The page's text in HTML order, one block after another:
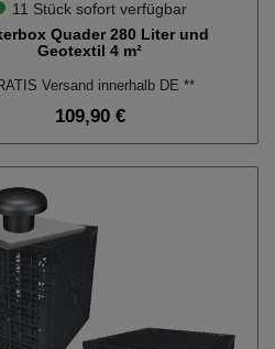
11 Stück sofort verfügbar
Quader 280 Liter und
Geotextil 4 m²
Versand innerhalb DE **
109,90 €